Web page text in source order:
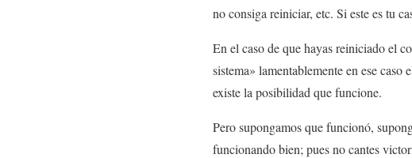
no consiga reiniciar, etc. Si este es tu
En el caso de que hayas reiniciado el
sistema» lamentablemente en ese
existe la posibilidad que funcione.
Pero supongamos que funcionó,
funcionando bien; pues no cantes